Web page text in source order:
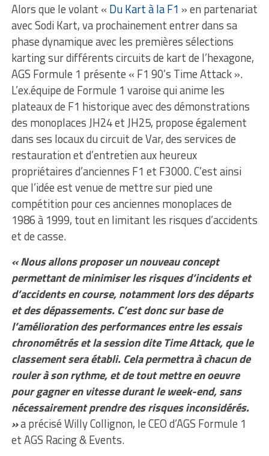
Alors que le volant « Du Kart à la F1 » en partenariat
avec Sodi Kart, va prochainement entrer dans sa
phase dynamique avec les premières sélections
karting sur différents circuits de kart de l’hexagone,
AGS Formule 1 présente « F1 90’s Time Attack ».
L’ex.équipe de Formule 1 varoise qui anime les
plateaux de F1 historique avec des démonstrations
des monoplaces JH24 et JH25, propose également
dans ses locaux du circuit de Var, des services de
restauration et d’entretien aux heureux
propriétaires d’anciennes F1 et F3000. C’est ainsi
que l’idée est venue de mettre sur pied une
compétition pour ces anciennes monoplaces de
1986 à 1999, tout en limitant les risques d’accidents
et de casse.
« Nous allons proposer un nouveau concept
permettant de minimiser les risques d’incidents et
d’accidents en course, notamment lors des départs
et des dépassements. C’est donc sur base de
l’amélioration des performances entre les essais
chronométrés et la session dite Time Attack, que le
classement sera établi. Cela permettra à chacun de
rouler à son rythme, et de tout mettre en oeuvre
pour gagner en vitesse durant le week-end, sans
nécessairement prendre des risques inconsidérés.
»a précisé Willy Collignon, le CEO d’AGS Formule 1
et AGS Racing & Events.